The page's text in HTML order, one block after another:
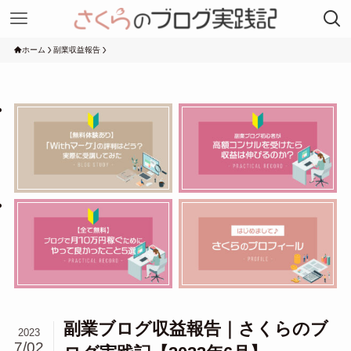
ホーム 副業収益報告
副業ブログ収益報告｜さくらのブ
2023
7/02